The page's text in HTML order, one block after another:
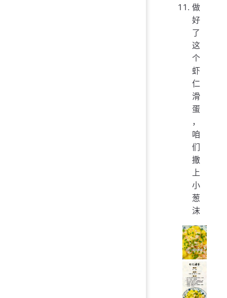
做
好
了
这
个
虾
仁
滑
蛋
，
咱
们
撒
上
小
葱
沫